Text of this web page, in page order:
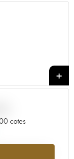
+
cotes
par rapport à